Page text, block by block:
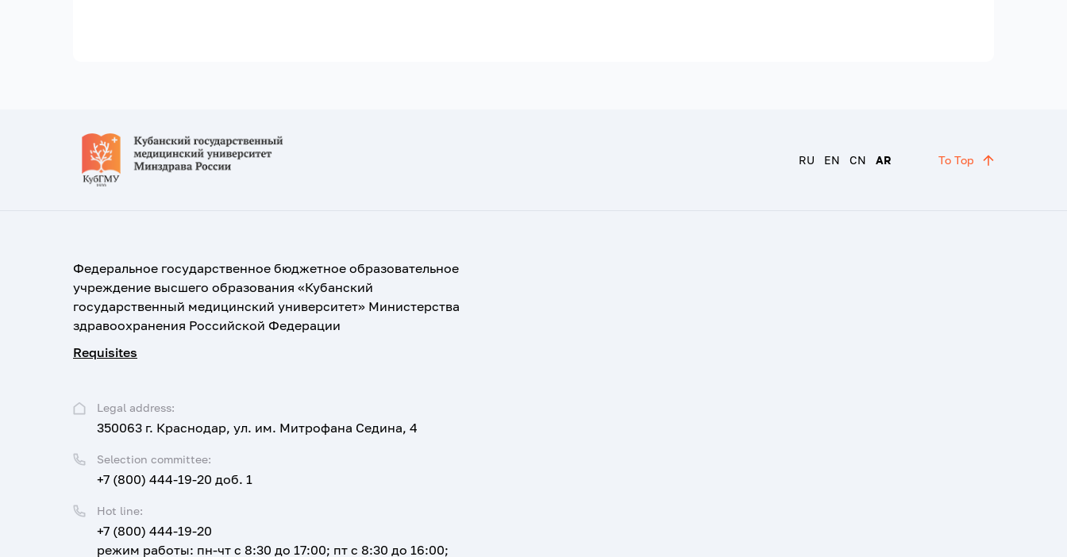
RU EN CN AR To Top
Федеральное государственное бюджетное образовательное
учреждение высшего образования «Кубанский
государственный медицинский университет» Министерства
здравоохранения Российской Федерации
Requisites
Legal address:
350063 г. Краснодар, ул. им. Митрофана Седина, 4
Selection committee:
+7 (800) 444-19-20 доб. 1
Hot line:
+7 (800) 444-19-20
режим работы: пн-чт с 8:30 до 17:00; пт с 8:30 до 16:00;